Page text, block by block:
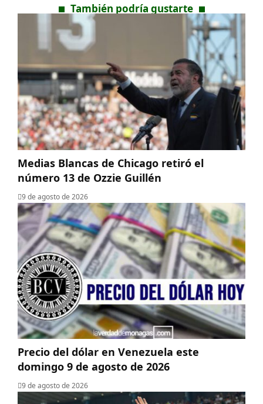
También podría gustarte
Medias Blancas de Chicago retiró el
número 13 de Ozzie Guillén
9 de agosto de 2026
Precio del dólar en Venezuela este
domingo 9 de agosto de 2026
9 de agosto de 2026